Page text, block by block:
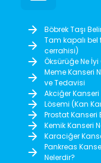
Böbrek Taşı
Tam kapalı bel
cerrahisi)
Öksürüğe Ne İyi
Meme Kanseri
ve Tedavisi
Akciğer Kanseri
Lösemi (Kan
Prostat Kanseri
Kemik Kanseri
Karaciğer
Pankreas
Nelerdir?